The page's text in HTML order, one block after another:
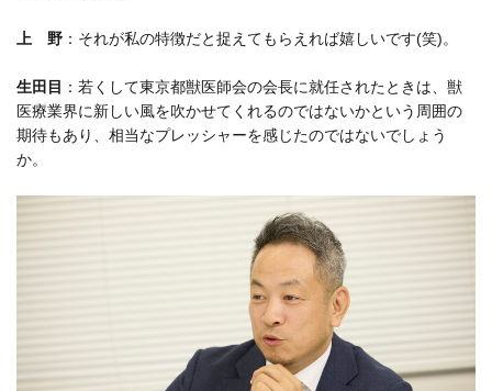
上 野 ：それが私の特徴だと捉えてもらえれば嬉しいです(笑)。
生田目 ：若くして東京都獣医師会の会長に就任されたときは、獣
医療業界に新しい風を吹かせてくれるのではないかという周囲の
期待もあり、相当なプレッシャーを感じたのではないでしょう
か。